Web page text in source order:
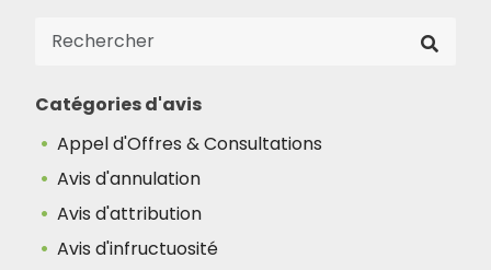
Catégories d'avis
Appel d'Offres & Consultations
Avis d'annulation
Avis d'attribution
Avis d'infructuosité